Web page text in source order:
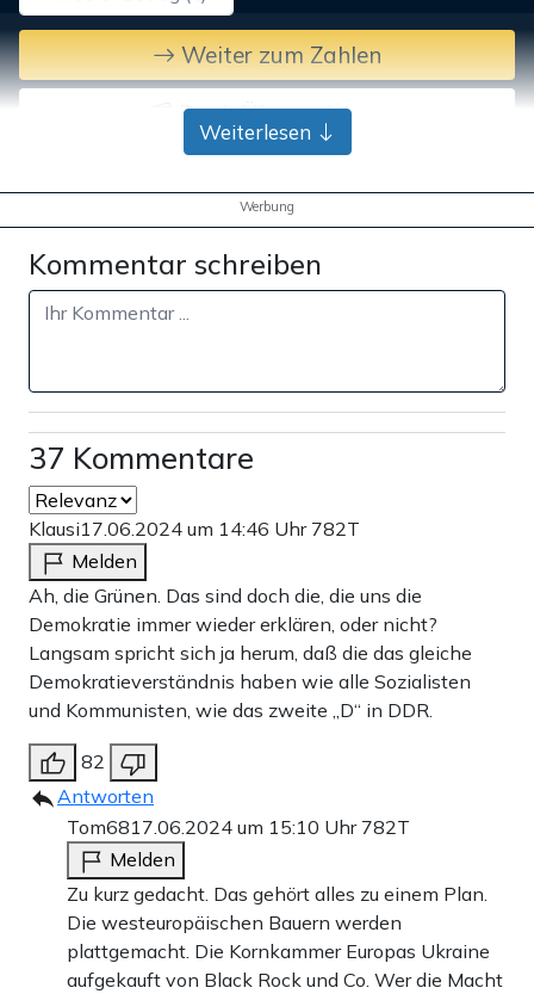
Weiter zum Zahlen
Bank-Überweisung
Weiterlesen
Werbung
Kommentar schreiben
37 Kommentare
Klausi17.06.2024 um 14:46 Uhr 782T
Melden
Ah, die Grünen. Das sind doch die, die uns die
Demokratie immer wieder erklären, oder nicht?
Langsam spricht sich ja herum, daß die das gleiche
Demokratieverständnis haben wie alle Sozialisten
und Kommunisten, wie das zweite „D“ in DDR.
82
Antworten
Tom6817.06.2024 um 15:10 Uhr 782T
Melden
Zu kurz gedacht. Das gehört alles zu einem Plan.
Die westeuropäischen Bauern werden
plattgemacht. Die Kornkammer Europas Ukraine
aufgekauft von Black Rock und Co. Wer die Macht